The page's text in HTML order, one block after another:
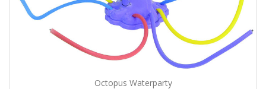
Octopus Waterparty